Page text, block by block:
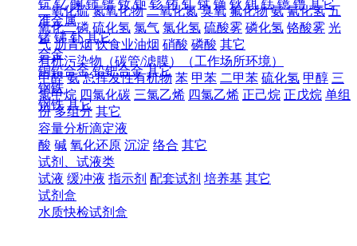
二氧化硫 氮氧化物 二氧化氮 臭氧 氟化物 氨 氰化氢 五
氧化二磷 硫化氢 氯气 氯化氢 硫酸雾 磷化氢 铬酸雾 光
气 沥青烟 饮食业油烟 硝酸 磷酸 其它
有机污染物（碳管/滤膜）（工作场所环境）
甲醛 氨 总挥发性有机物 苯 甲苯 二甲苯 硫化氢 甲醇 三
氯甲烷 四氯化碳 三氯乙烯 四氯乙烯 正己烷 正戊烷 单组
份 多组分 其它
容量分析滴定液
酸 碱 氧化还原 沉淀 络合 其它
试剂、试液类
试液 缓冲液 指示剂 配套试剂 培养基 其它
试剂盒
水质快检试剂盒
钪 钇 镧 铈 镨 钕 钷 钐 铕 钆 铽 镝 钬 铒 铥 镱 镥 其它
准金属
锗 锑 钋 其它
合金
铜铅合金 铅钯合金 其它
钢铁
钢铁 其它